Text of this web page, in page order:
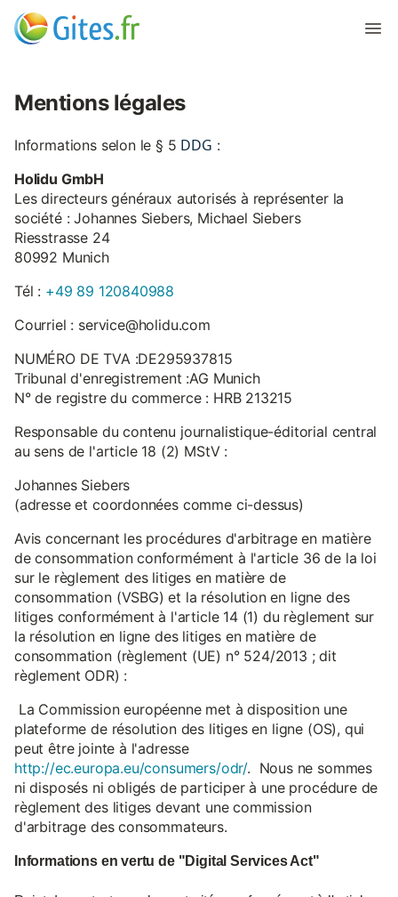
Mentions légales
Informations selon le § 5 DDG :
Holidu GmbH
Les directeurs généraux autorisés à représenter la
société : Johannes Siebers, Michael Siebers
Riesstrasse 24
80992 Munich
Tél : +49 89 120840988
Courriel : service@holidu.com
NUMÉRO DE TVA :DE295937815
Tribunal d'enregistrement :AG Munich
N° de registre du commerce : HRB 213215
Responsable du contenu journalistique-éditorial central
au sens de l'article 18 (2) MStV :
Johannes Siebers
(adresse et coordonnées comme ci-dessus)
Avis concernant les procédures d'arbitrage en matière
de consommation conformément à l'article 36 de la loi
sur le règlement des litiges en matière de
consommation (VSBG) et la résolution en ligne des
litiges conformément à l'article 14 (1) du règlement sur
la résolution en ligne des litiges en matière de
consommation (règlement (UE) n° 524/2013 ; dit
règlement ODR) :
La Commission européenne met à disposition une
plateforme de résolution des litiges en ligne (OS), qui
peut être jointe à l'adresse
http://ec.europa.eu/consumers/odr/. Nous ne sommes
ni disposés ni obligés de participer à une procédure de
règlement des litiges devant une commission
d'arbitrage des consommateurs.
Informations en vertu de "Digital Services Act"